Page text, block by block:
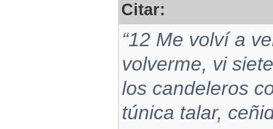
Citar:
“12 Me volví a
volverme, vi
los candeleros
túnica talar,